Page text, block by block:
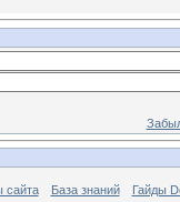
сайта База знаний Гайды